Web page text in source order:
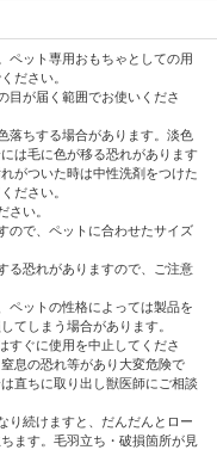
ペット専用おもちゃとしての用
ださい。
目が届く範囲でお使いくださ
落ちする場合があります。淡色
は毛に色が移る恐れがあります
がついた時は中性洗剤をつけた
ださい。
さい。
ので、ペットに合わせたサイズ
る恐れがありますので、ご注意
ペットの性格によっては製品を
てしまう場合があります。
すぐに使用を中止してくださ
息の恐れ等があり大変危険で
直ちに取り出し獣医師にご相談
り続けますと、だんだんとロー
ます。毛羽立ち・破損箇所が見